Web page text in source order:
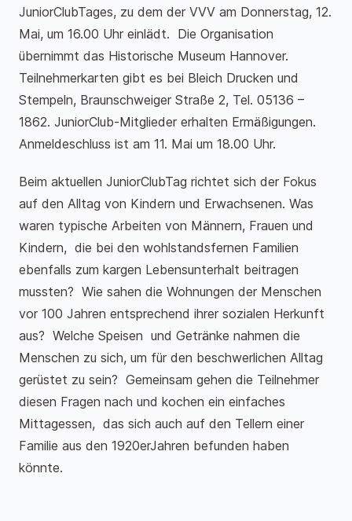
JuniorClubTages, zu dem der VVV am Donnerstag, 12.
Mai, um 16.00 Uhr einlädt. Die Organisation
übernimmt das Historische Museum Hannover.
Teilnehmerkarten gibt es bei Bleich Drucken und
Stempeln, Braunschweiger Straße 2, Tel. 05136 –
1862. JuniorClub-Mitglieder erhalten Ermäßigungen.
Anmeldeschluss ist am 11. Mai um 18.00 Uhr.
Beim aktuellen JuniorClubTag richtet sich der Fokus
auf den Alltag von Kindern und Erwachsenen. Was
waren typische Arbeiten von Männern, Frauen und
Kindern, die bei den wohlstandsfernen Familien
ebenfalls zum kargen Lebensunterhalt beitragen
mussten? Wie sahen die Wohnungen der Menschen
vor 100 Jahren entsprechend ihrer sozialen Herkunft
aus? Welche Speisen und Getränke nahmen die
Menschen zu sich, um für den beschwerlichen Alltag
gerüstet zu sein? Gemeinsam gehen die Teilnehmer
diesen Fragen nach und kochen ein einfaches
Mittagessen, das sich auch auf den Tellern einer
Familie aus den 1920erJahren befunden haben
könnte.